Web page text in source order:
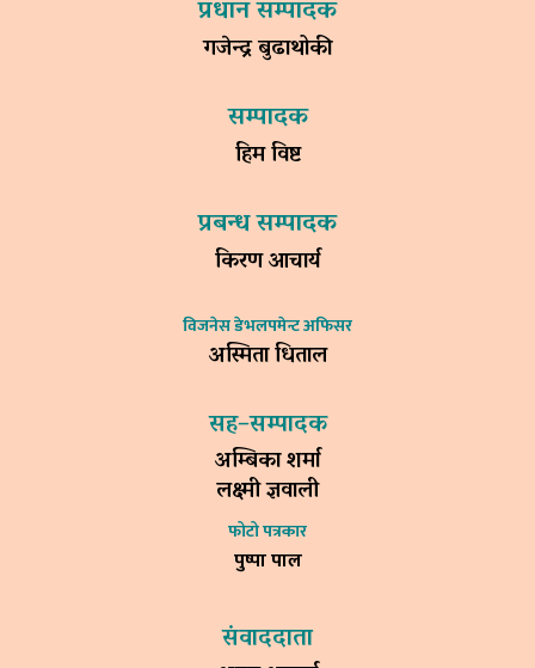
प्रधान सम्पादक
गजेन्द्र बुढाथोकी
सम्पादक
हिम विष्ट
प्रबन्ध सम्पादक
किरण आचार्य
विजनेस डेभलपमेन्ट अफिसर
अस्मिता धिताल
सह–सम्पादक
अम्बिका शर्मा
लक्ष्मी ज्ञवाली
फोटो पत्रकार
पुष्पा पाल
संवाददाता